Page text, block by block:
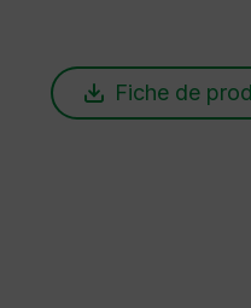
Fiche de